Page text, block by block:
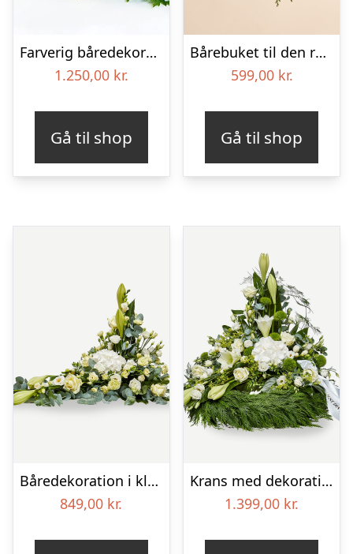
Farverig båredekoration i gul og blå – Blomster til begravelse
1.250,00 kr.
Gå til shop
Bårebuket til den rolige afsked med bånd
599,00 kr.
Gå til shop
Båredekoration i klassisk stil – creme
849,00 kr.
Krans med dekoration i klassisk stil og bånd creme
1.399,00 kr.